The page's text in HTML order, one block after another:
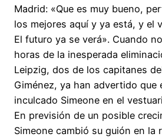
Madrid: «Que es muy bueno,
los mejores aquí y ya está, y el
El futuro ya se verá». Cuando
horas de la inesperada
Leipzig, dos de los capitanes
Giménez, ya han advertido que
inculcado Simeone en el
En previsión de un posible
Simeone cambió su guión en la